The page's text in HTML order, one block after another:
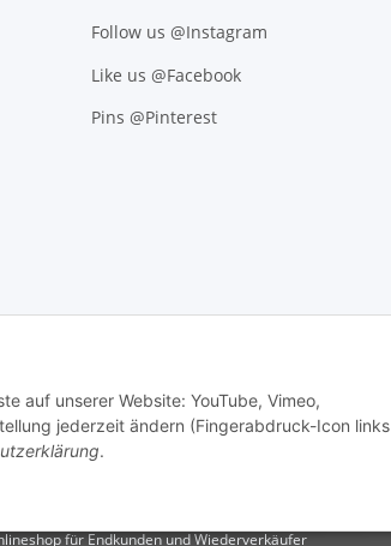
auf unserer Website: YouTube, Vimeo,
jederzeit ändern (Fingerabdruck-Icon links
.
Follow us @Instagram
Like us @Facebook
Pins @Pinterest
für Endkunden und Wiederverkäufer